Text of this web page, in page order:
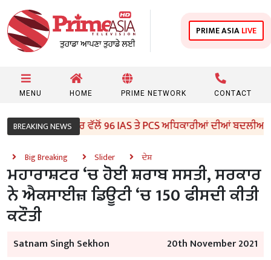
PRIME ASIALIVE
MENU HOME PRIME NETWORK CONTACT
BREAKING NEWS
ਪੰਜਾਬ ਸਰਕਾਰ ਵੱਲੋਂ 96 IAS ਤੇ PCS ਅਧਿਕਾਰੀਆਂ ਦੀਆਂ ਬਦਲੀਆਂ
Big Breaking Slider ਦੇਸ਼
ਮਹਾਰਾਸ਼ਟਰ ‘ਚ ਹੋਈ ਸ਼ਰਾਬ ਸਸਤੀ, ਸਰਕਾਰ
ਨੇ ਐਕਸਾਈਜ਼ ਡਿਊਟੀ ‘ਚ 150 ਫੀਸਦੀ ਕੀਤੀ
ਕਟੌਤੀ
Satnam Singh Sekhon 20th November 2021